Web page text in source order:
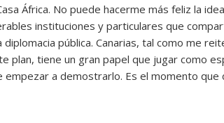
África. No puede hacerme más feliz la
instituciones y particulares que
pública. Canarias, tal como me
plan, tiene un gran papel que jugar como
empezar a demostrarlo. Es el momento